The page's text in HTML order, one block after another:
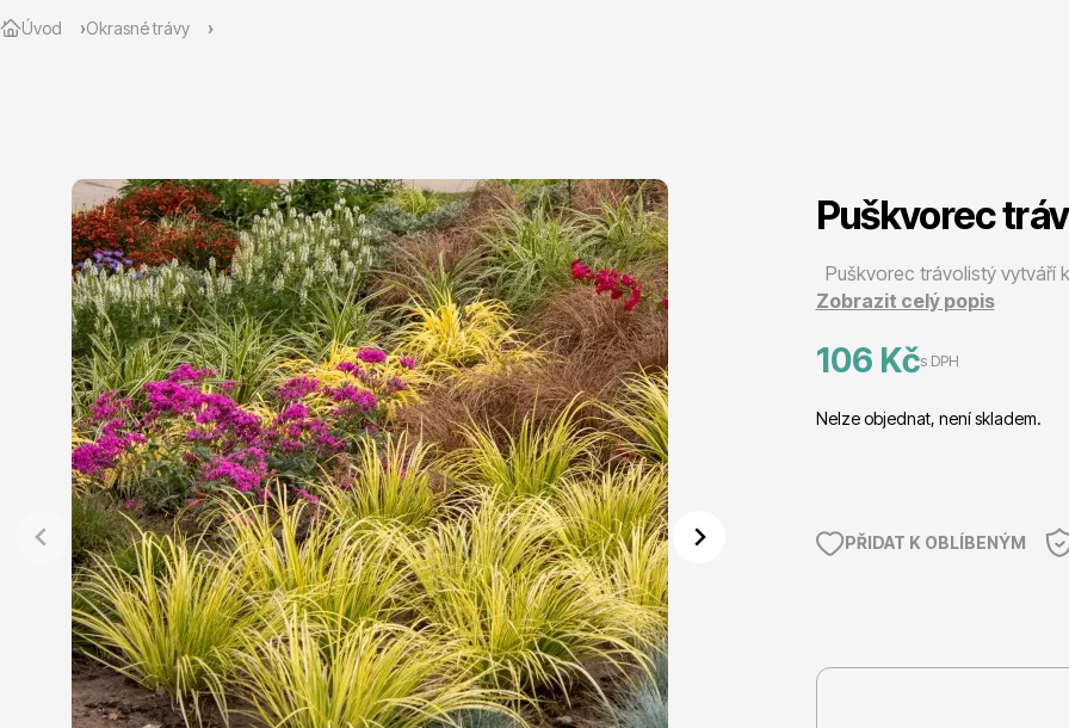
Zlevněné
Jehličnany
Vřesovištní rostliny
Vánoční stromky v květináčích a
řezané
Vzrostlé stromy
Nářadí, příslušenství
Postřiky, přípravky
Trvalky
Úvod Okrasné trávy
Puškvorec
Puškvorec trávolistý vytváří
Zobrazit celý popis
106 Kčs DPH
Nelze objednat, není skladem.
PŘIDAT K OBLÍBENÝM